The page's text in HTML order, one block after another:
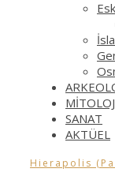
SANAT
AKTÜEL
Hierapolis